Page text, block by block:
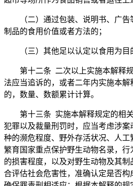
（二）通过包装、说明书、广
制品的食用价值或者方法的；
（三）其他足以认定以食用为目
第十二条 二次以上实施本解释
法应当追诉的，或者二年内实施本解
的，数量、数额累计计算。
第十三条 实施本解释规定的相
犯罪以及裁量刑罚时，应当考虑涉
种的濒危程度、野外存活状况、人
繁育国家重点保护野生动物名录，
的损害程度，以及对野生动物及其
合评估社会危害性，准确认定是否构